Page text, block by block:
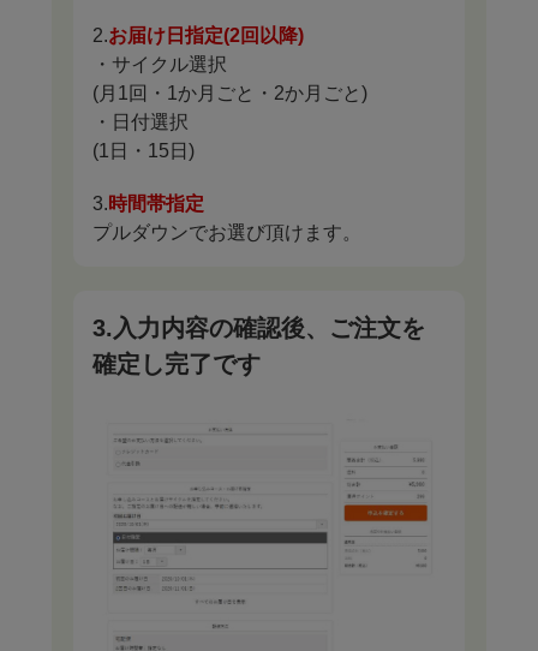
2.お届け日指定(2回以降)
・サイクル選択
(月1回・1か月ごと・2か月ごと)
・日付選択
(1日・15日)
3. 時間帯指定
プルダウンでお選び頂けます。
3.入力内容の確認後、ご注文を
確定し完了です